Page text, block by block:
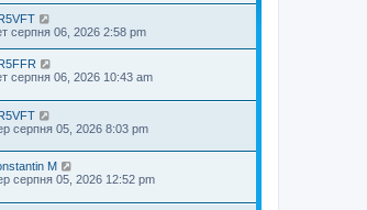
серпня 06, 2026 2:58 pm
серпня 06, 2026 10:43 am
серпня 05, 2026 8:03 pm
M
серпня 05, 2026 12:52 pm